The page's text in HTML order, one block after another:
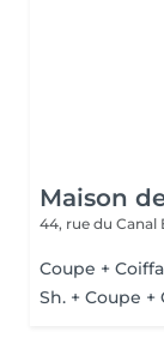
Maison
44, rue du Canal
Coupe +
Sh. + Coupe